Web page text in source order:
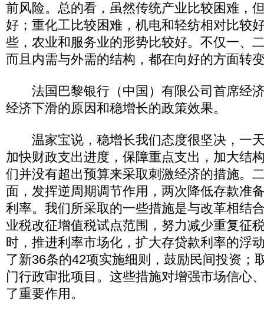
前风险。总的看，虽然传统产业比较困难，
好；重化工比较困难，机电和轻纺相对比较
些，农业和服务业的形势比较好。不仅一、
而且内需与外需的结构，都在向好的方面转
法国巴黎银行（中国）有限公司首席经
经济下滑的原因和稳增长的政策效果。
温家宝说，稳增长我们态度很坚决，一
加快财政支出进度，保障重点支出，加大结
们并没有超出预算来采取刺激经济的措施。
面，发挥逆周期调节作用，两次降低存款准
利率。我们所采取的一些措施是与改革相结
业税改征增值税试点范围，努力减少重复征
时，推进利率市场化，扩大存贷款利率的浮
了新36条的42项实施细则，鼓励民间投资；
门行政审批项目。这些措施对增强市场信心
了重要作用。